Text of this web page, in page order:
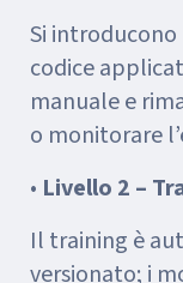
Si
codice
manuale e
o monitorare
• Livello 2 –
Il training è
versionato; i